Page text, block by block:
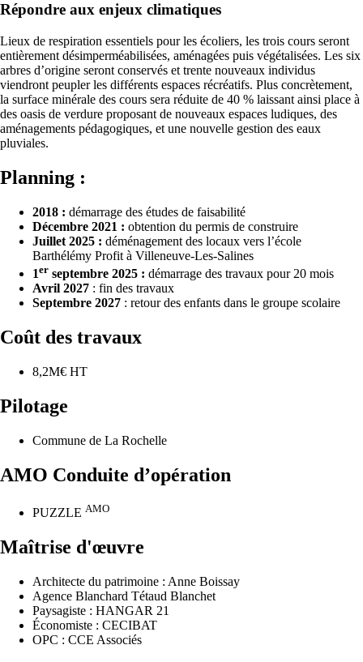
Répondre aux enjeux climatiques
Lieux de respiration essentiels pour les écoliers, les trois cours seront
entièrement désimperméabilisées, aménagées puis végétalisées. Les six
arbres d’origine seront conservés et trente nouveaux individus
viendront peupler les différents espaces récréatifs. Plus concrètement,
la surface minérale des cours sera réduite de 40 % laissant ainsi place à
des oasis de verdure proposant de nouveaux espaces ludiques, des
aménagements pédagogiques, et une nouvelle gestion des eaux
pluviales.
Planning :
2018 : démarrage des études de faisabilité
Décembre 2021 : obtention du permis de construire
Juillet 2025 : déménagement des locaux vers l’école
Barthélémy Profit à Villeneuve-Les-Salines
1er septembre 2025 : démarrage des travaux pour 20 mois
Avril 2027 : fin des travaux
Septembre 2027 : retour des enfants dans le groupe scolaire
Coût des travaux
8,2M€ HT
Pilotage
Commune de La Rochelle
AMO Conduite d’opération
PUZZLE AMO
Maîtrise d'œuvre
Architecte du patrimoine : Anne Boissay
Agence Blanchard Tétaud Blanchet
Paysagiste : HANGAR 21
Économiste : CECIBAT
OPC : CCE Associés